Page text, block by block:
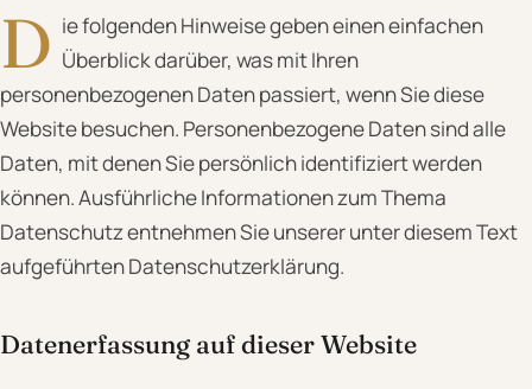
D ie folgenden Hinweise geben einen einfachen
Überblick darüber, was mit Ihren
personenbezogenen Daten passiert, wenn Sie diese
Website besuchen. Personenbezogene Daten sind alle
Daten, mit denen Sie persönlich identifiziert werden
können. Ausführliche Informationen zum Thema
Datenschutz entnehmen Sie unserer unter diesem Text
aufgeführten Datenschutzerklärung.
Datenerfassung auf dieser Website